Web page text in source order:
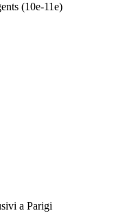
(10e-11e)
a Parigi